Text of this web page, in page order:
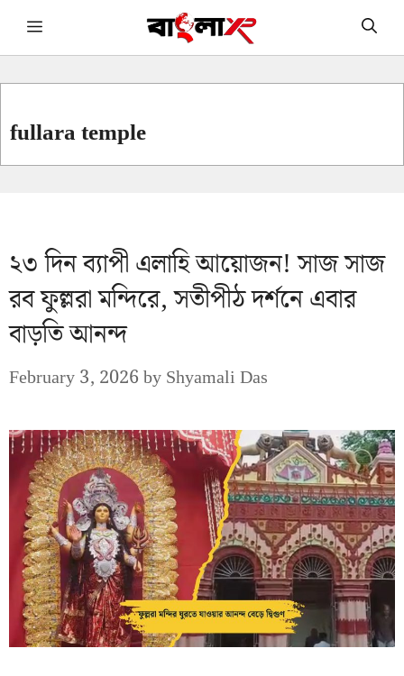
Skip Menu
fullara temple
২৩ দিন ব্যাপী এলাহি আয়োজন! সাজ সাজ
রব ফুল্লরা মন্দিরে, সতীপীঠ দর্শনে এবার
বাড়তি আনন্দ
February 3, 2026byShyamali Das